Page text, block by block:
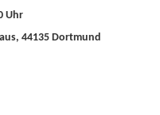
Uhr
44135 Dortmund